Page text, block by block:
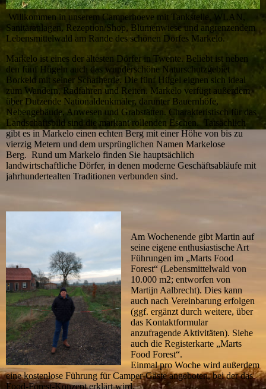
Willkommen in unserem Camperhoeve mit Tankstelle, WLAN,
Sanitäranlagen, Rezeption/Shop, Blumenwiese und angrenzendem
Lebensmittelwald am Rande des schönen Dorfes Markelo.
Markelo ist eines der ältesten Dörfer in Twente. Beliebt ist neben
den fünf Hügeln auch das wunderschöne Naturschutzgebiet
Borkeld mit seiner Schafherde. Die fünf Hügel eignen sich ideal
zum Wandern, Radfahren und Reiten. Markelo verfügt außerdem
über Dutzende Nationaldenkmäler, darunter Bauernhöfe,
Nebengebäude, Anwesen und Grabstätten. Charakteristisch für das
Landschaftsbild sind die markant rollenden Eschen. Tatsächlich
gibt es in Markelo einen echten Berg mit einer Höhe von bis zu
vierzig Metern und dem ursprünglichen Namen Markelose
Berg. Rund um Markelo finden Sie hauptsächlich
landwirtschaftliche Dörfer, in denen moderne Geschäftsabläufe mit
jahrhundertealten Traditionen verbunden sind.
Am Wochenende gibt Martin auf
seine eigene enthusiastische Art
Führungen im „Marts Food
Forest“ (Lebensmittelwald von
10.000 m2; entworfen von
Martijn Aalbrecht). Dies kann
auch nach Vereinbarung erfolgen
(ggf. ergänzt durch weitere, über
das Kontaktformular
anzufragende Aktivitäten). Siehe
auch die Registerkarte „Marts
Food Forest“.
Einmal pro Woche wird außerdem
eine kostenlose Führung für Camper-Gäste angeboten, bei der das
Food-Forest-Konzept erklärt wird.